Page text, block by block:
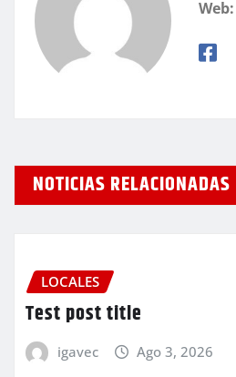
Web:
NOTICIAS RELACIONADAS
LOCALES
Test post title
igavec Ago 3, 2026